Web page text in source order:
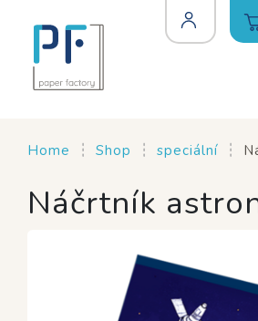
Home Shop speciální
Náčrtník